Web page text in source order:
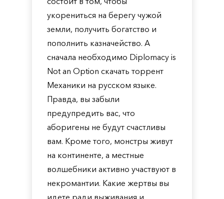
укорениться на берегу чужой
земли, получить богатство и
пополнить казначейство. А
сначала необходимо Diplomacy is
Not an Option скачать торрент
Механики на русском языке.
Правда, вы забыли
предупредить вас, что
аборигены не будут счастливы
вам. Кроме того, монстры живут
на континенте, а местные
волшебники активно участвуют в
некромантии. Какие жертвы вы
идете ради выживания и